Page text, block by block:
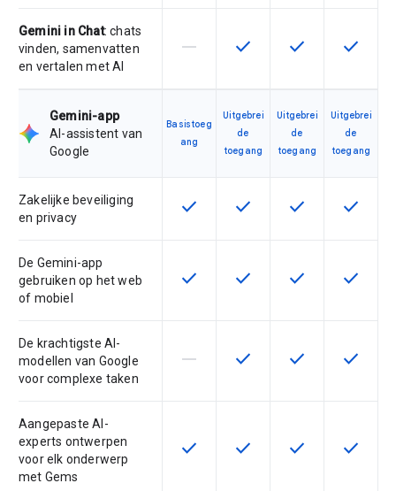
Gemini in Chat: chats
vinden, samenvatten
en vertalen met AI
Deze functie wordt niet
horizontal_rule Deze functie is
check Deze functie is
check Deze
check
Gemini-app
AI-assistent van
Google
Basistoeg
ang
Uitgebrei
de
toegang
Uitgebrei
de
toegang
Uitgebrei
de
toegang
Zakelijke beveiliging
en privacy
Deze functie is beschikbaar voor
check Deze functie is
check Deze functie is
check Deze
check
De Gemini-app
gebruiken op het web
of mobiel
Deze functie is beschikbaar voor
check Deze functie is
check Deze functie is
check Deze
check
De krachtigste AI-
modellen van Google
voor complexe taken
Deze functie wordt niet
horizontal_rule Deze functie is
check Deze functie is
check Deze
check
Aangepaste AI-
experts ontwerpen
voor elk onderwerp
met Gems
Deze functie is beschikbaar voor
check Deze functie is
check Deze functie is
check Deze
check